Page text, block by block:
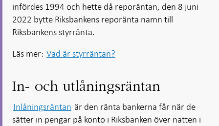
infördes 1994 och hette då reporäntan, den 8 juni
2022 bytte Riksbankens reporänta namn till
Riksbankens styrränta.
Läs mer: Vad är styrräntan?
In- och utlåningsräntan
Inlåningsräntan är den ränta bankerna får när de
sätter in pengar på konto i Riksbanken över natten i